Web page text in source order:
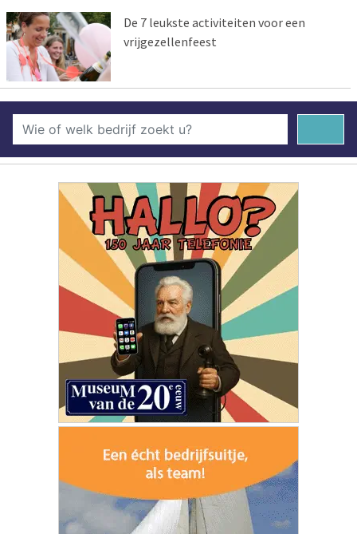
De 7 leukste activiteiten voor een
vrijgezellenfeest